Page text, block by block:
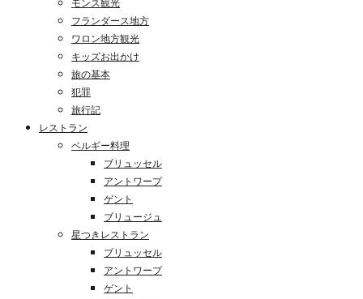
モンス観光
フランダース地方
ワロン地方観光
キッズお出かけ
旅の基本
犯罪
旅行記
レストラン
ベルギー料理
ブリュッセル
アントワープ
ゲント
ブリュージュ
星つきレストラン
ブリュッセル
アントワープ
ゲント